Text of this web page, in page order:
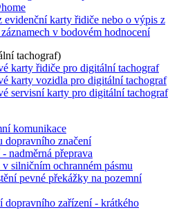
evidenční karty řidiče nebo o výpis z
v bodovém hodnocení
tachograf)
karty řidiče pro digitální tachograf
karty vozidla pro digitální tachograf
servisní karty pro digitální tachograf
komunikace
dopravního značení
nadměrná přeprava
silničním ochranném pásmu
pevné překážky na pozemní
dopravního zařízení - krátkého